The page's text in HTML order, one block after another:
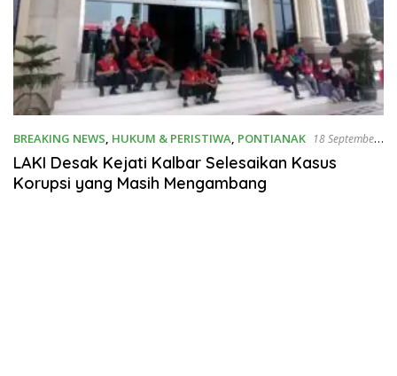
BREAKING NEWS, HUKUM & PERISTIWA, PONTIANAK 18 September
2019
LAKI Desak Kejati Kalbar Selesaikan Kasus
Korupsi yang Masih Mengambang